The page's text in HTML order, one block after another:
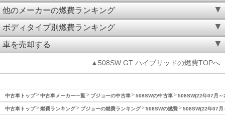
他のメーカーの燃費ランキング
ボディタイプ別燃費ランキング
車を売却する
▲508SW GT ハイブリッドの燃費TOPへ
中古車トップ 中古車メーカー一覧 プジョーの中古車 508SWの中古車 508SW(22年07月～
中古車トップ 燃費ランキング プジョーの燃費ランキング 508SWの燃費 508SW(22年07月